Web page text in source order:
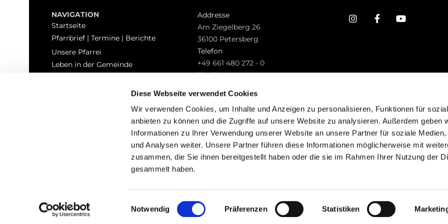
Diese Webseite verwendet Cookies
Wir verwenden Cookies, um Inhalte und Anzeigen zu personalisieren, Funktionen für
anbieten zu können und die Zugriffe auf unsere Website zu analysieren. Außerdem geben
Informationen zu Ihrer Verwendung unserer Website an unsere Partner für soziale Medien,
und Analysen weiter. Unsere Partner führen diese Informationen möglicherweise mit
zusammen, die Sie ihnen bereitgestellt haben oder die sie im Rahmen Ihrer Nutzung der
gesammelt haben.
Einwilligungsauswahl
Notwendig Präferenzen Statistiken
NAVIGATION
Startseite
Pfarrbrief | Termine | Berichte
Unsere Pfarrei
Leben in der Gemeinde
Addresse
Am Ziegelberg 26
36100 Petersberg
Telefon
+49 661 480 272 - 0
Email
Impressum Datenschutzerklärung ChurchDesk-